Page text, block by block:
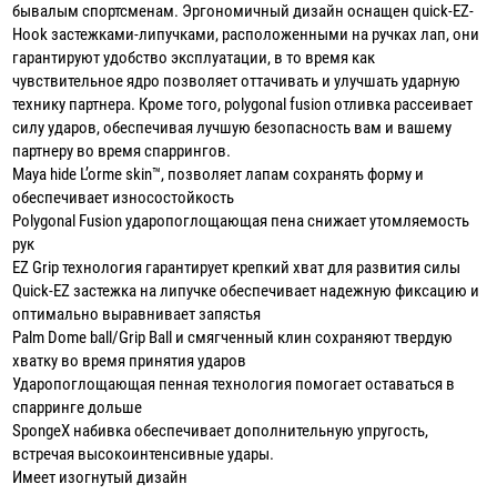
бывалым спортсменам. Эргономичный дизайн оснащен quick-EZ-
Hook застежками-липучками, расположенными на ручках лап, они
гарантируют удобство эксплуатации, в то время как
чувствительное ядро позволяет оттачивать и улучшать ударную
технику партнера. Кроме того, polygonal fusion отливка рассеивает
силу ударов, обеспечивая лучшую безопасность вам и вашему
партнеру во время спаррингов.
Maya hide L’orme skin™, позволяет лапам сохранять форму и
обеспечивает износостойкость
Polygonal Fusion ударопоглощающая пена снижает утомляемость
рук
EZ Grip технология гарантирует крепкий хват для развития силы
Quick-EZ застежка на липучке обеспечивает надежную фиксацию и
оптимально выравнивает запястья
Palm Dome ball/Grip Ball и смягченный клин сохраняют твердую
хватку во время принятия ударов
Ударопоглощающая пенная технология помогает оставаться в
спарринге дольше
SpongeX набивка обеспечивает дополнительную упругость,
встречая высокоинтенсивные удары.
Имеет изогнутый дизайн